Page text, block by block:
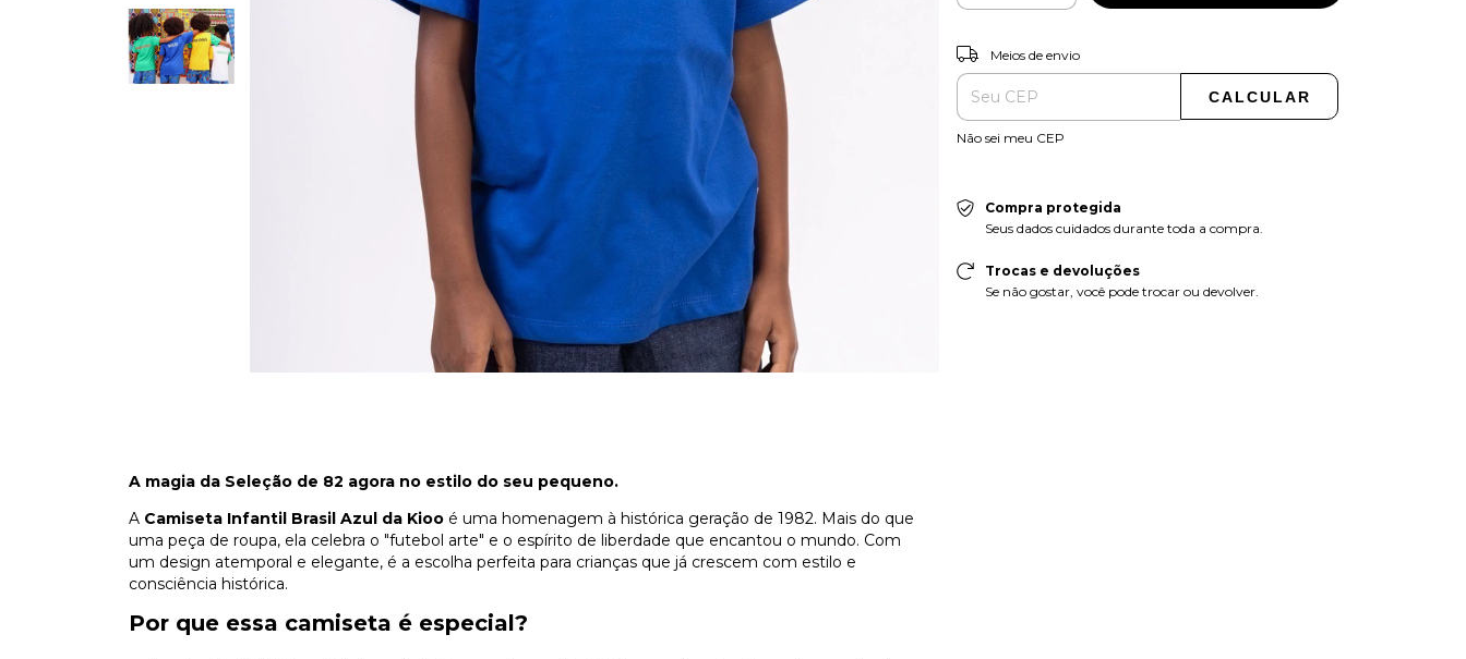
A magia da Seleção de 82 agora no estilo do seu pequeno.
A Camiseta Infantil Brasil Azul da Kioo é uma homenagem à histórica geração de 1982. Mais do que
uma peça de roupa, ela celebra o "futebol arte" e o espírito de liberdade que encantou o mundo. Com
um design atemporal e elegante, é a escolha perfeita para crianças que já crescem com estilo e
consciência histórica.
Por que essa camiseta é especial?
Entregas para o CEP:
Meios de envio
CALCULAR
Não sei meu CEP
Compra protegida
Seus dados cuidados durante toda a compra.
Trocas e devoluções
Se não gostar, você pode trocar ou devolver.